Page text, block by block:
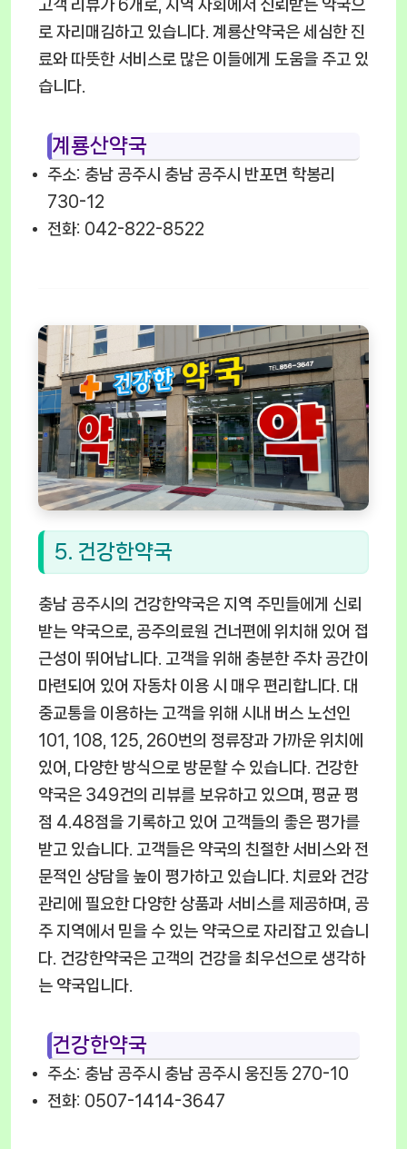
고객 리뷰가 6개로, 지역 사회에서 신뢰받는 약국으
로 자리매김하고 있습니다. 계룡산약국은 세심한 진
료와 따뜻한 서비스로 많은 이들에게 도움을 주고 있
습니다.
계룡산약국
주소: 충남 공주시 충남 공주시 반포면 학봉리
730-12
전화: 042-822-8522
5. 건강한약국
충남 공주시의 건강한약국은 지역 주민들에게 신뢰
받는 약국으로, 공주의료원 건너편에 위치해 있어 접
근성이 뛰어납니다. 고객을 위해 충분한 주차 공간이
마련되어 있어 자동차 이용 시 매우 편리합니다. 대
중교통을 이용하는 고객을 위해 시내 버스 노선인
101, 108, 125, 260번의 정류장과 가까운 위치에
있어, 다양한 방식으로 방문할 수 있습니다. 건강한
약국은 349건의 리뷰를 보유하고 있으며, 평균 평
점 4.48점을 기록하고 있어 고객들의 좋은 평가를
받고 있습니다. 고객들은 약국의 친절한 서비스와 전
문적인 상담을 높이 평가하고 있습니다. 치료와 건강
관리에 필요한 다양한 상품과 서비스를 제공하며, 공
주 지역에서 믿을 수 있는 약국으로 자리잡고 있습니
다. 건강한약국은 고객의 건강을 최우선으로 생각하
는 약국입니다.
건강한약국
주소: 충남 공주시 충남 공주시 웅진동 270-10
전화: 0507-1414-3647